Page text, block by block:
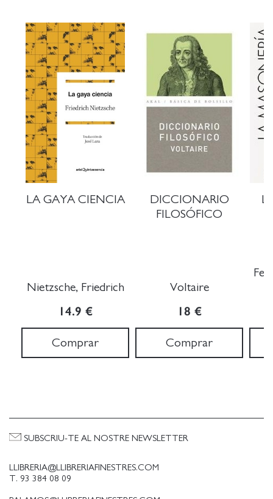
LA GAYA CIENCIA
Nietzsche, Friedrich
14.9 €
Comprar
DICCIONARIO
FILOSÓFICO
Voltaire
18 €
Comprar
LLIBRERIA@LLIBRERIAFINESTRES.COM
T. 93 384 08 09
SUBSCRIU-TE AL NOSTRE NEWSLETTER